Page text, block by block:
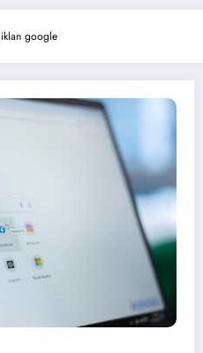
iklan google